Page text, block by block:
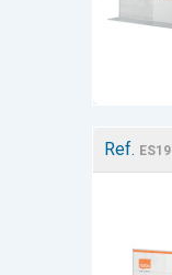
Ref.